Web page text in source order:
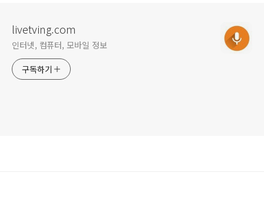
livetving.com
인터넷, 컴퓨터, 모바일 정보
구독하기